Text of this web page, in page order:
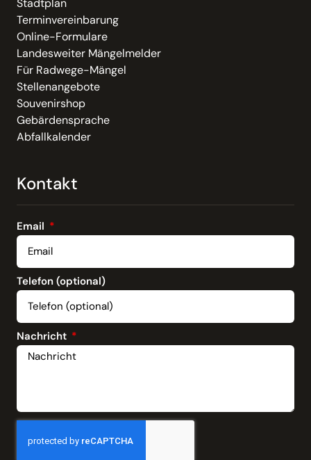
Terminvereinbarung
Online-Formulare
Landesweiter Mängelmelder
Für Radwege-Mängel
Stellenangebote
Souvenirshop
Gebärdensprache
Abfallkalender
Kontakt
Email
Telefon (optional)
Nachricht